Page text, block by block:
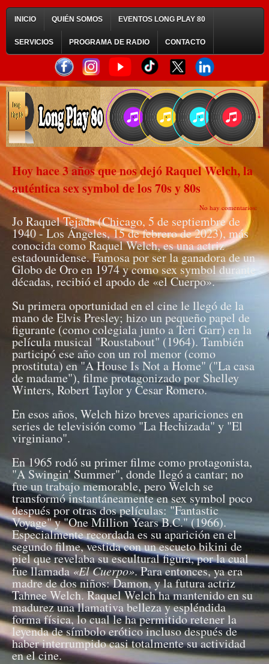
INICIO QUIÉN SOMOS EVENTOS LONG PLAY 80
SERVICIOS PROGRAMA DE RADIO CONTACTO
Hoy hace 3 años que nos dejó Raquel Welch, la
auténtica sex symbol de los 70s y 80s
No hay comentarios:
Jo Raquel Tejada (Chicago, 5 de septiembre de
1940 - Los Ángeles, 15 de febrero de 2023), más
conocida como Raquel Welch, es una actriz
estadounidense. Famosa por ser la ganadora de un
Globo de Oro en 1974 y como sex symbol durante
décadas, recibió el apodo de «el Cuerpo».
Su primera oportunidad en el cine le llegó de la
mano de Elvis Presley; hizo un pequeño papel de
figurante (como colegiala junto a Teri Garr) en la
película musical "Roustabout" (1964). También
participó ese año con un rol menor (como
prostituta) en "A House Is Not a Home" ("La casa
de madame"), filme protagonizado por Shelley
Winters, Robert Taylor y Cesar Romero.
En esos años, Welch hizo breves apariciones en
series de televisión como "La Hechizada" y "El
virginiano".
En 1965 rodó su primer filme como protagonista,
"A Swingin' Summer", donde llegó a cantar; no
fue un trabajo memorable, pero Welch se
transformó instantáneamente en sex symbol poco
después por otras dos películas: "Fantastic
Voyage" y "One Million Years B.C." (1966).
Especialmente recordada es su aparición en el
segundo filme, vestida con un escueto bikini de
piel que revelaba su escultural figura, por la cual
fue llamada«El Cuerpo». Para entonces, ya era
madre de dos niños: Damon, y la futura actriz
Tahnee Welch. Raquel Welch ha mantenido en su
madurez una llamativa belleza y espléndida
forma física, lo cual le ha permitido retener la
leyenda de símbolo erótico incluso después de
haber interrumpido casi totalmente su actividad
en el cine.